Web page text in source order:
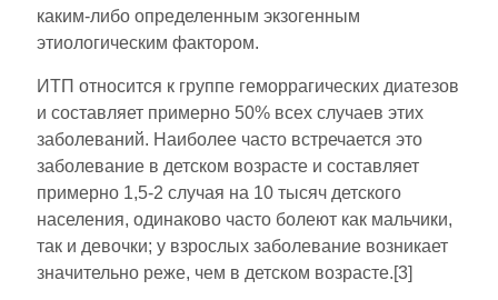
каким-либо определенным экзогенным
этиологическим фактором.
ИТП относится к группе геморрагических диатезов
и составляет примерно 50% всех случаев этих
заболеваний. Наиболее часто встречается это
заболевание в детском возрасте и составляет
примерно 1,5-2 случая на 10 тысяч детского
населения, одинаково часто болеют как мальчики,
так и девочки; у взрослых заболевание возникает
значительно реже, чем в детском возрасте.[3]